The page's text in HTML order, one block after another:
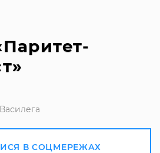
В СОЦМЕРЕЖАХ